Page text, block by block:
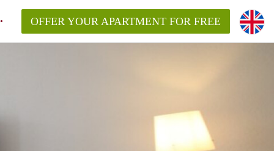
OFFER YOUR APARTMENT FOR FREE